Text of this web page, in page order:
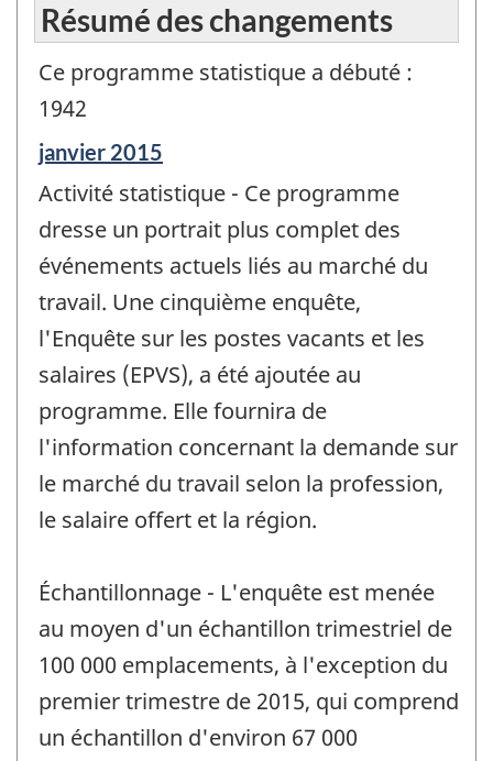
Résumé des changements
Ce programme statistique a débuté :
1942
Période
référence
de
changement
-
janvier 2015
Activité statistique - Ce programme
dresse un portrait plus complet des
événements actuels liés au marché du
travail. Une cinquième enquête,
l'Enquête sur les postes vacants et les
salaires (EPVS), a été ajoutée au
programme. Elle fournira de
l'information concernant la demande sur
le marché du travail selon la profession,
le salaire offert et la région.
Échantillonnage - L'enquête est menée
au moyen d'un échantillon trimestriel de
100 000 emplacements, à l'exception du
premier trimestre de 2015, qui comprend
un échantillon d'environ 67 000